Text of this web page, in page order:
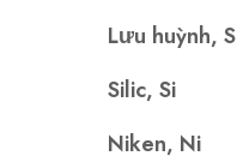
Lưu huỳnh, S
Silic, Si
Niken, Ni